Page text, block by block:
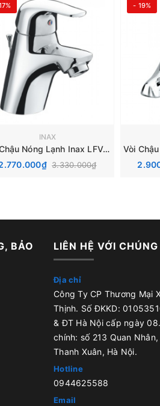
INAX
Vòi Chậu Nóng Lạnh Inax LFV-3002S
3.330.000₫
- 19%
BẢO
LIÊN HỆ VỚI
Địa chỉ
Công Ty CP Thương Mại
Thịnh. Số ĐKKD:
& ĐT Hà Nội cấp ngày
chính: số 213 Quan
Thanh Xuân, Hà Nội.
Hotline
0944625588
Email